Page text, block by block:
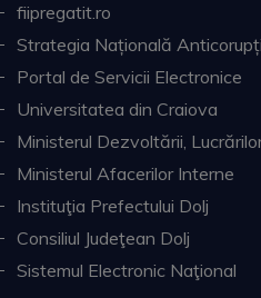
fiipregatit.ro
Strategia Națională
Portal de Servicii Electronice
Universitatea din Craiova
Ministerul Dezvoltării,
Ministerul Afacerilor Interne
Instituţia Prefectului Dolj
Consiliul Judeţean Dolj
Sistemul Electronic Naţional